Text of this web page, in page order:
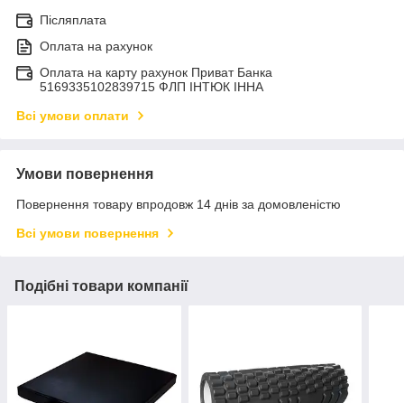
Післяплата
Оплата на рахунок
Оплата на карту рахунок Приват Банка
5169335102839715 ФЛП ІНТЮК ІННА
Всі умови оплати
Умови повернення
Повернення товару впродовж 14 днів за домовленістю
Всі умови повернення
Подібні товари компанії